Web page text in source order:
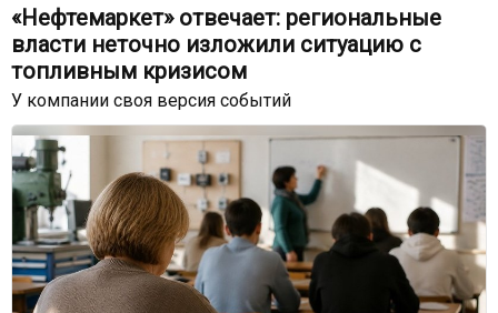
«Нефтемаркет» отвечает: региональные
власти неточно изложили ситуацию с
топливным кризисом
У компании своя версия событий